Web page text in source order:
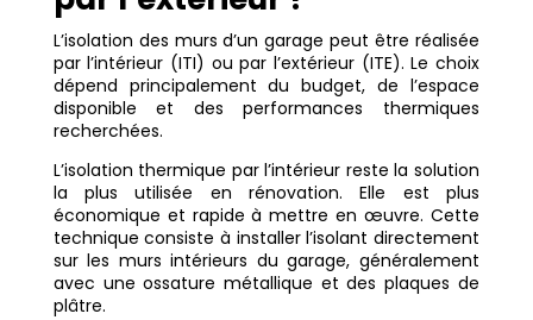
L’isolation des murs d’un garage peut être réalisée
par l’intérieur (ITI) ou par l’extérieur (ITE). Le choix
dépend principalement du budget, de l’espace
disponible et des performances thermiques
recherchées.
L’isolation thermique par l’intérieur reste la solution
la plus utilisée en rénovation. Elle est plus
économique et rapide à mettre en œuvre. Cette
technique consiste à installer l’isolant directement
sur les murs intérieurs du garage, généralement
avec une ossature métallique et des plaques de
plâtre.